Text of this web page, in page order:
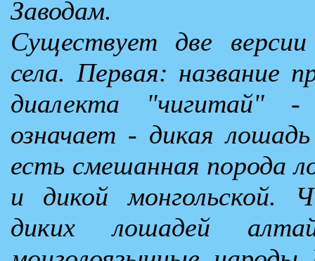
Заводам.
Существует две
села. Первая: название
диалекта "чигитай"
означает - дикая
есть смешанная порода
и дикой монгольской.
диких лошадей